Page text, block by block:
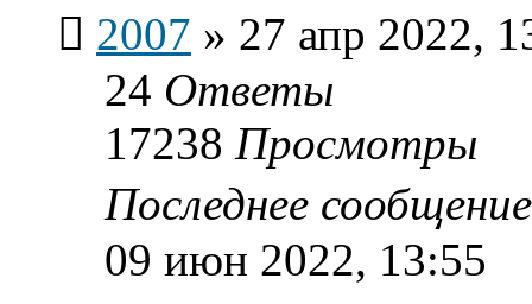
2007 » 27 апр 2022,
24 Ответы
17238 Просмотры
Последнее
09 июн 2022, 13:55